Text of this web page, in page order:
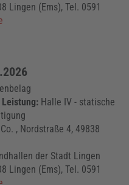
Lingen (Ems), Tel. 0591
Halle IV - statische
, Nordstraße 4, 49838
der Stadt Lingen
Lingen (Ems), Tel. 0591